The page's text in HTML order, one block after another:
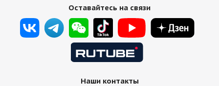
Оставайтесь на связи
Наши контакты